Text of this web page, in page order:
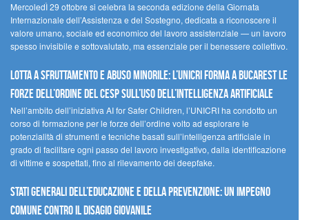
MercoledÌ 29 ottobre si celebra la seconda edizione della Giornata
Internazionale dell’Assistenza e del Sostegno, dedicata a riconoscere il
valore umano, sociale ed economico del lavoro assistenziale — un lavoro
spesso invisibile e sottovalutato, ma essenziale per il benessere collettivo.
Lotta a sfruttamento e abuso minorile: l’UNICRI forma a Bucarest le
forze dell’ordine del CESP sull’uso dell’Intelligenza Artificiale
Nell’ambito dell’iniziativa AI for Safer Children, l’UNICRI ha condotto un
corso di formazione per le forze dell’ordine volto ad esplorare le
potenzialità di strumenti e tecniche basati sull’intelligenza artificiale in
grado di facilitare ogni passo del lavoro investigativo, dalla identificazione
di vittime e sospettati, fino al rilevamento dei deepfake.
Stati Generali dell’Educazione e della Prevenzione: un impegno
comune contro il disagio giovanile